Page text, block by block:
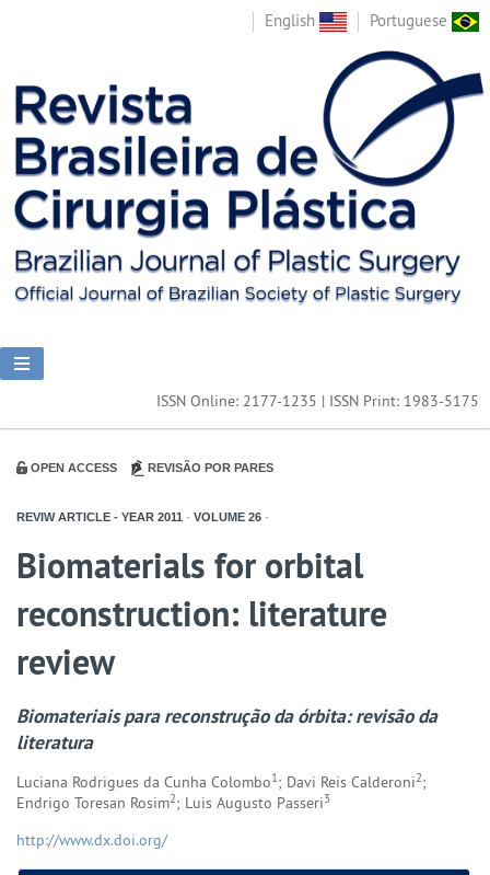
English Portuguese
ISSN Online: 2177-1235 | ISSN Print: 1983-5175
OPEN ACCESS REVISÃO POR PARES
REVIW ARTICLE - YEAR 2011 - VOLUME 26 -
Biomaterials for orbital
reconstruction: literature
review
Biomateriais para reconstrução da órbita: revisão da
literatura
Luciana Rodrigues da Cunha Colombo1; Davi Reis Calderoni2;
Endrigo Toresan Rosim2; Luis Augusto Passeri3
http://www.dx.doi.org/